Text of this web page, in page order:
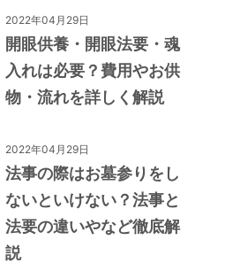
2022年04月29日
開眼供養・開眼法要・魂
入れは必要？費用やお供
物・流れを詳しく解説
2022年04月29日
法事の際はお墓参りをし
ないといけない？法事と
法要の違いやなど徹底解
説